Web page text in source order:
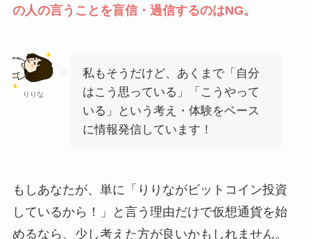
の人の言うことを盲信・過信するのはNG。
りりな
私もそうだけど、あくまで「自分
はこう思っている」「こうやって
いる」という考え・体験をベース
に情報発信しています！
もしあなたが、単に「りりながビットコイン投資
しているから！」と言う理由だけで仮想通貨を始
めるなら、少し考えた方が良いかもしれません。